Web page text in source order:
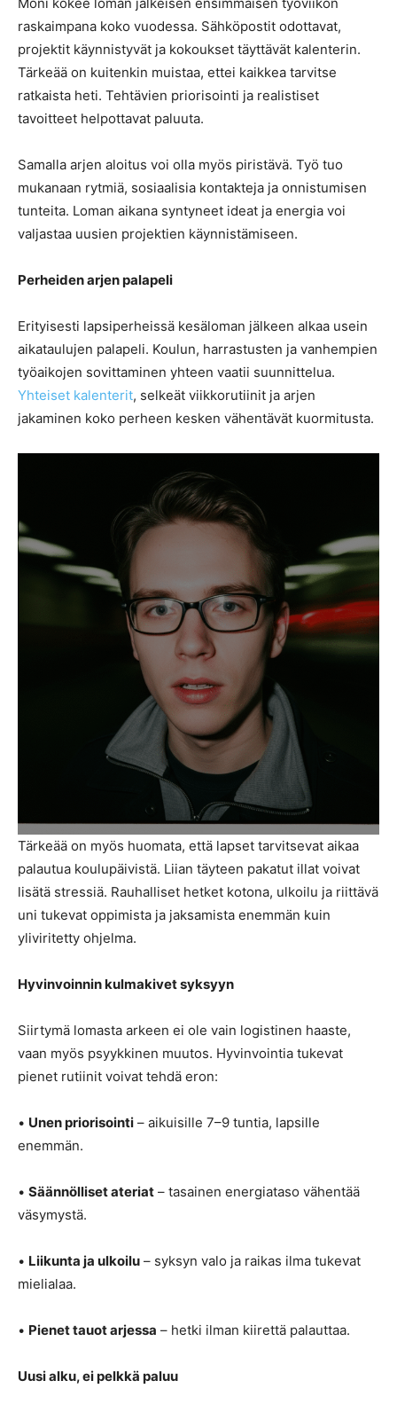
raskaimpana koko vuodessa. Sähköpostit odottavat,
projektit käynnistyvät ja kokoukset täyttävät kalenterin.
Tärkeää on kuitenkin muistaa, ettei kaikkea tarvitse
ratkaista heti. Tehtävien priorisointi ja realistiset
tavoitteet helpottavat paluuta.
Samalla arjen aloitus voi olla myös piristävä. Työ tuo
mukanaan rytmiä, sosiaalisia kontakteja ja onnistumisen
tunteita. Loman aikana syntyneet ideat ja energia voi
valjastaa uusien projektien käynnistämiseen.
Perheiden arjen palapeli
Erityisesti lapsiperheissä kesäloman jälkeen alkaa usein
aikataulujen palapeli. Koulun, harrastusten ja vanhempien
työaikojen sovittaminen yhteen vaatii suunnittelua.
Yhteiset kalenterit, selkeät viikkorutiinit ja arjen
jakaminen koko perheen kesken vähentävät kuormitusta.
Tärkeää on myös huomata, että lapset tarvitsevat aikaa
palautua koulupäivistä. Liian täyteen pakatut illat voivat
lisätä stressiä. Rauhalliset hetket kotona, ulkoilu ja riittävä
uni tukevat oppimista ja jaksamista enemmän kuin
yliviritetty ohjelma.
Hyvinvoinnin kulmakivet syksyyn
Siirtymä lomasta arkeen ei ole vain logistinen haaste,
vaan myös psyykkinen muutos. Hyvinvointia tukevat
pienet rutiinit voivat tehdä eron:
• Unen priorisointi – aikuisille 7–9 tuntia, lapsille
enemmän.
• Säännölliset ateriat – tasainen energiataso vähentää
väsymystä.
• Liikunta ja ulkoilu – syksyn valo ja raikas ilma tukevat
mielialaa.
• Pienet tauot arjessa – hetki ilman kiirettä palauttaa.
Uusi alku, ei pelkkä paluu